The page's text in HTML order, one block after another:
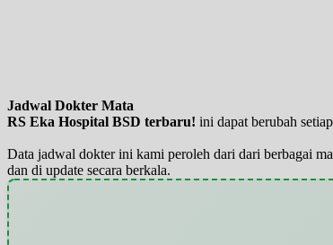
Jadwal Dokter Mata
RS Eka Hospital BSD terbaru! ini dapat berubah
Data jadwal dokter ini kami peroleh dari dari berbagai
dan di update secara berkala.